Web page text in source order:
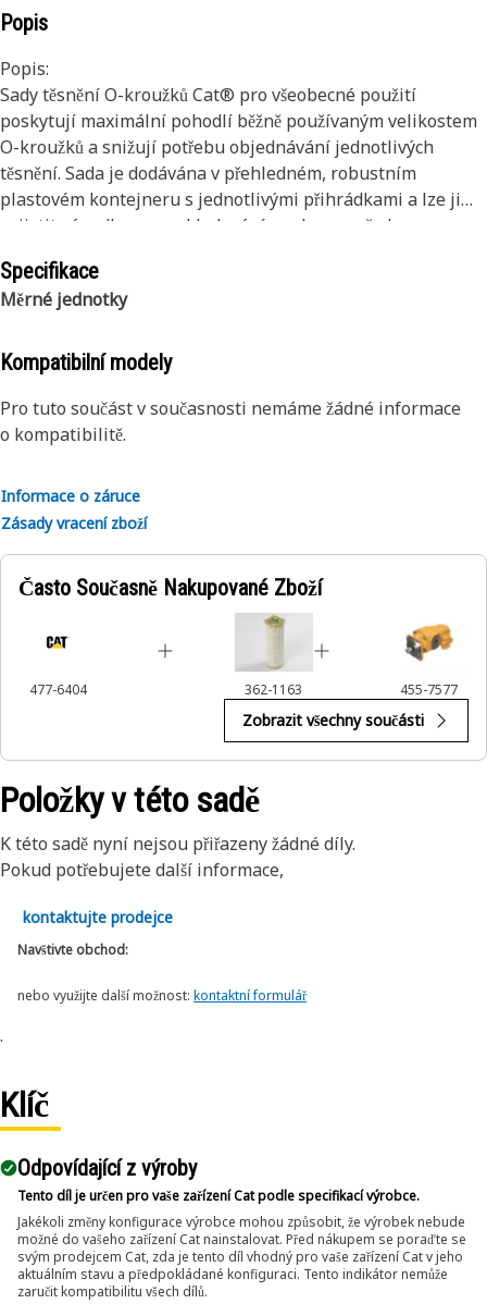
Popis
Popis:
Sady těsnění O-kroužků Cat® pro všeobecné použití
poskytují maximální pohodlí běžně používaným velikostem
O-kroužků a snižují potřebu objednávání jednotlivých
těsnění. Sada je dodávána v přehledném, robustním
plastovém kontejneru s jednotlivými přihrádkami a lze ji
zajistit západkou pro skladování a ochranu před
O-kroužky Cat® jsou vyrobeny z materiálů, které odpovídají
kapalinám, teplotám a tlakům v motorech a strojích Cat,
aplikacích. O-kroužky Cat jsou nejlepším řešením vašich
potřeb pro mobilní zařízení od společnosti Cat i jiných
výrobců. Ochraňte své investice pomocí originálních těsnění
Cat.
Aplikace:
Sady těsnění Cat® se používají u mnoha statických a
dynamických spojení v různých částech strojů a motorů Cat.
Další informace získáte ve své příručce majitele. Případně se
obraťte na svého místního prodejce společnosti Cat.
Specifikace
Měrné jednotky
Kompatibilní modely
Pro tuto součást v současnosti nemáme žádné informace
o kompatibilitě.
Informace o záruce
Zásady vracení zboží
Často Současně Nakupované Zboží
477-6404 362-1163 455-7577
Zobrazit všechny součásti
Položky v této sadě
K této sadě nyní nejsou přiřazeny žádné díly.
Pokud potřebujete další informace,
kontaktujte prodejce
Navštivte obchod:
nebo využijte další možnost: kontaktní formulář
.
Klíč
Odpovídající z výroby
Tento díl je určen pro vaše zařízení Cat podle specifikací výrobce.
Jakékoli změny konfigurace výrobce mohou způsobit, že výrobek nebude
možné do vašeho zařízení Cat nainstalovat. Před nákupem se poraďte se
svým prodejcem Cat, zda je tento díl vhodný pro vaše zařízení Cat v jeho
aktuálním stavu a předpokládané konfiguraci. Tento indikátor nemůže
zaručit kompatibilitu všech dílů.